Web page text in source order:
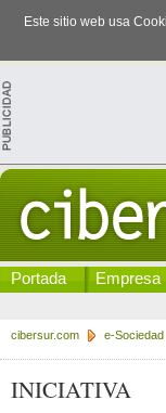
Este sitio web usa
Portada Empresa
cibersur.com e-Sociedad
INICIATIVA